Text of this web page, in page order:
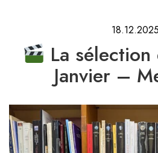
18.12.2025
La
Janvier –